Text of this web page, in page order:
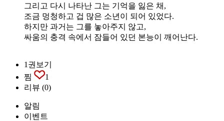
그리고 다시 나타난 그는 기억을 잃은 채,
조금 멍청하고 겁 많은 소년이 되어 있었다.
하지만 과거는 그를 놓아주지 않고,
싸움의 충격 속에서 잠들어 있던 본능이 깨어난다.
1권보기
찜
1
리뷰 (0)
알림
이벤트